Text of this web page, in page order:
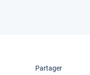
Partagercette page